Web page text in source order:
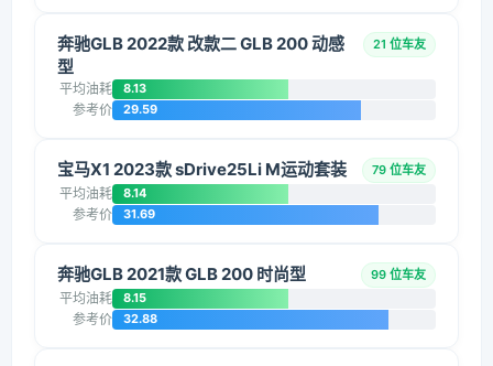
奔驰GLB 2022款 改款二 GLB 200 动感
型
21 位车友
平均油耗 8.13
参考价 29.59
宝马X1 2023款 sDrive25Li M运动套装 79 位车友
平均油耗 8.14
参考价 31.69
奔驰GLB 2021款 GLB 200 时尚型 99 位车友
平均油耗 8.15
参考价 32.88